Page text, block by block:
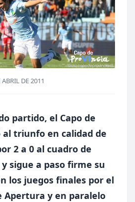
ABRIL DE 2011
partido, el Capo de
al triunfo en calidad de
2 a 0 al cuadro de
sigue a paso firme su
los juegos finales por el
Apertura y en paralelo